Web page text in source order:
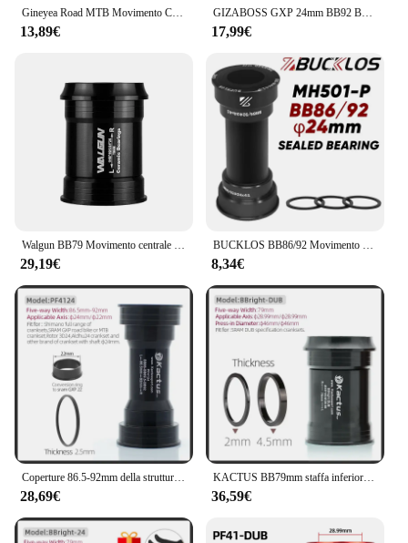
Gineyea Road MTB Movimento Centrale Della Bici BB30 PF30 BB79 sull'albero di Bloccaggio Presse Fit 46mm Per Shimano GXP Guarnitura Per Parti di Biciclette
13,89€
GIZABOSS GXP 24mm BB92 BB30 BB79 PF30 BB386 MTB Cuscinetto movimento centrale bici da strada
17,99€
Walgun BB79 Movimento centrale in ceramica Asse 22/24mm per guarnitura bici Shimano/SRAM GXP per parti di biciclette telaio bicicletta Cervelo PF46
29,19€
BUCKLOS BB86/92 Movimento Centrale Bici Pressfit Strada Mountain Bike Movimento Centrale 24mm Bicicletta Cuscinetto Sigillato BB Parti di Biciclette
8,34€
28,69€
KACTUS BB79mm staffa inferiore cuscinetto in ceramica DUB 28.99mm bicicletta Pressfit 46mm misura per Cervelo SRAM DUB guarnitura parti della bici
36,59€